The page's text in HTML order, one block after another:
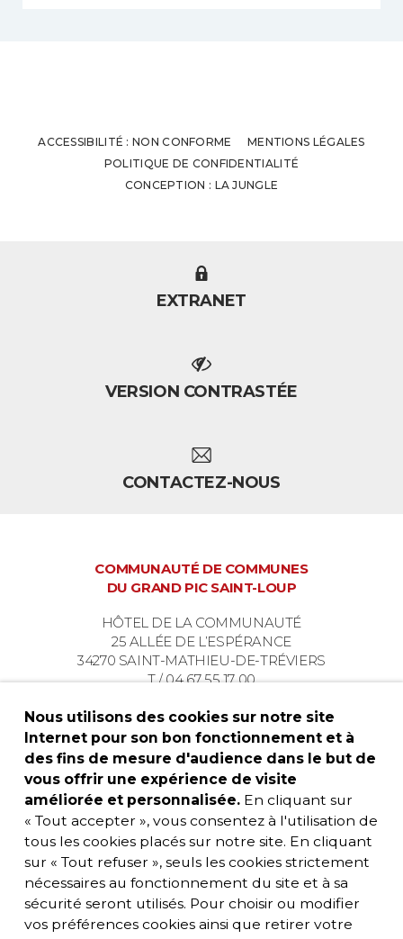
ACCESSIBILITÉ : NON CONFORME
MENTIONS LÉGALES
POLITIQUE DE CONFIDENTIALITÉ
CONCEPTION : LA JUNGLE
EXTRANET
VERSION CONTRASTÉE
CONTACTEZ-NOUS
COMMUNAUTÉ DE COMMUNES
DU GRAND PIC SAINT-LOUP
HÔTEL DE LA COMMUNAUTÉ
25 ALLÉE DE L’ESPÉRANCE
34270 SAINT-MATHIEU-DE-TRÉVIERS
T / 04 67 55 17 00
Nous utilisons des cookies sur notre site
Internet pour son bon fonctionnement et à
des fins de mesure d'audience dans le but de
vous offrir une expérience de visite
améliorée et personnalisée. En cliquant sur
« Tout accepter », vous consentez à l'utilisation de
tous les cookies placés sur notre site. En cliquant
sur « Tout refuser », seuls les cookies strictement
nécessaires au fonctionnement du site et à sa
sécurité seront utilisés. Pour choisir ou modifier
vos préférences cookies ainsi que retirer votre